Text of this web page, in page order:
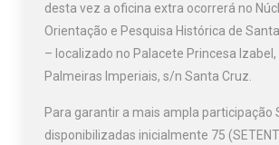
desta vez a oficina extra ocorrerá no
Orientação e Pesquisa Histórica de
– localizado no Palacete Princesa Izabel,
Palmeiras Imperiais, s/n Santa Cruz.
Para garantir a mais ampla participação
disponibilizadas inicialmente 75